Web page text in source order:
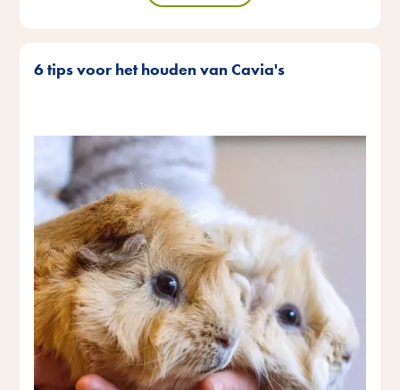
6 tips voor het houden van Cavia's